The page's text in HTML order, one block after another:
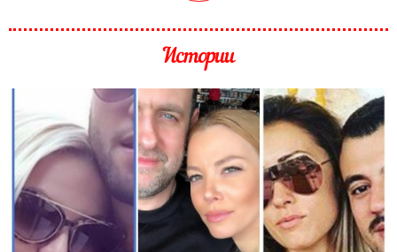
Истории